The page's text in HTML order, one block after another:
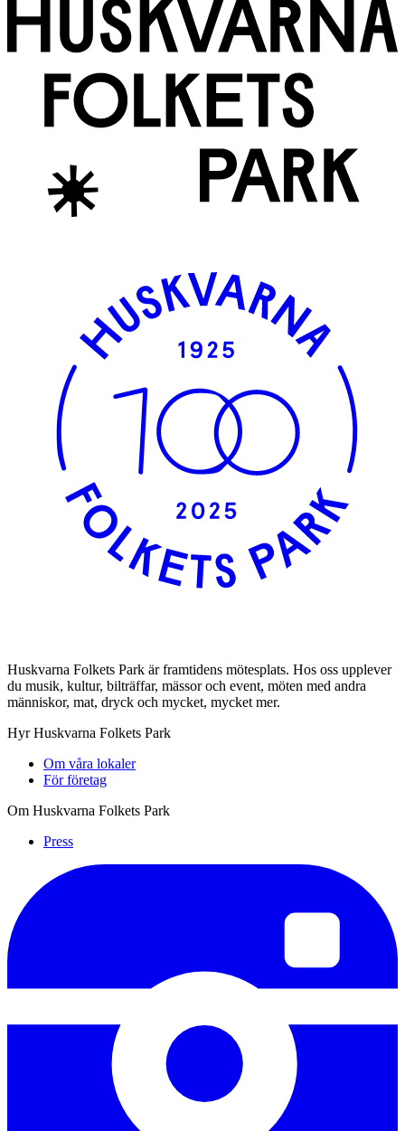
Huskvarna Folkets Park är framtidens mötesplats. Hos oss upplever
du musik, kultur, bilträffar, mässor och event, möten med andra
människor, mat, dryck och mycket, mycket mer.
Hyr Huskvarna Folkets Park
Om våra lokaler
För företag
Om Huskvarna Folkets Park
Press